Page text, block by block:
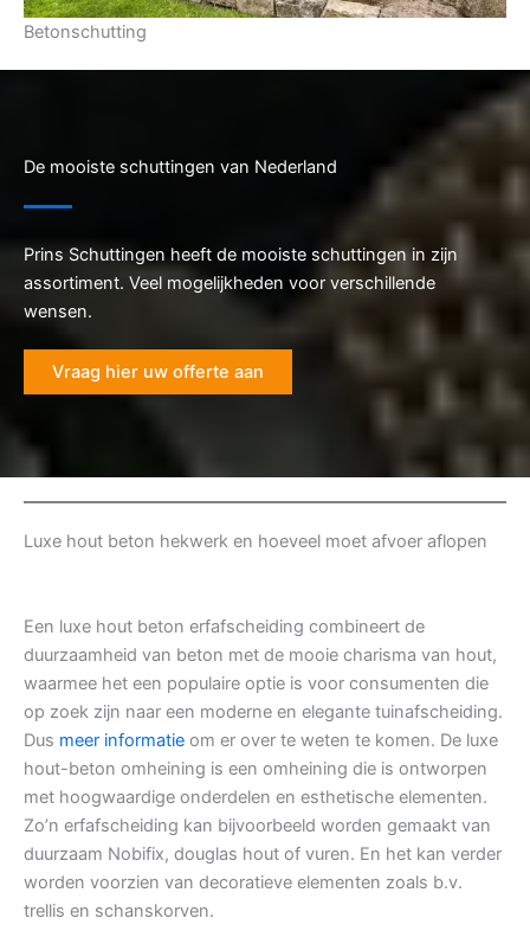
Betonschutting
De mooiste schuttingen van Nederland
Prins Schuttingen heeft de mooiste schuttingen in zijn
assortiment. Veel mogelijkheden voor verschillende
wensen.
Vraag hier uw offerte aan
Luxe hout beton hekwerk en hoeveel moet afvoer aflopen
Een luxe hout beton erfafscheiding combineert de
duurzaamheid van beton met de mooie charisma van hout,
waarmee het een populaire optie is voor consumenten die
op zoek zijn naar een moderne en elegante tuinafscheiding.
Dus meer informatie om er over te weten te komen. De luxe
hout-beton omheining is een omheining die is ontworpen
met hoogwaardige onderdelen en esthetische elementen.
Zo’n erfafscheiding kan bijvoorbeeld worden gemaakt van
duurzaam Nobifix, douglas hout of vuren. En het kan verder
worden voorzien van decoratieve elementen zoals b.v.
trellis en schanskorven.